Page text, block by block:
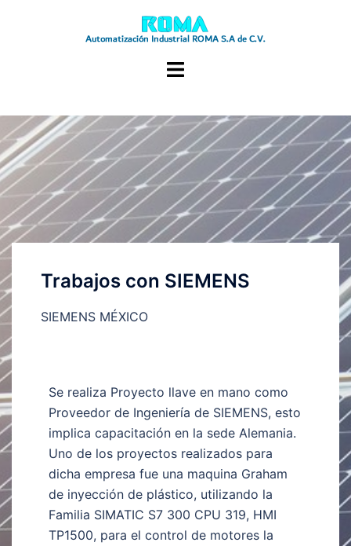
Trabajos con SIEMENS
SIEMENS MÉXICO
Se realiza Proyecto llave en mano como
Proveedor de Ingeniería de SIEMENS, esto
implica capacitación en la sede Alemania.
Uno de los proyectos realizados para
dicha empresa fue una maquina Graham
de inyección de plástico, utilizando la
Familia SIMATIC S7 300 CPU 319, HMI
TP1500, para el control de motores la